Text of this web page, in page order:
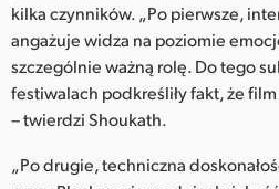
kilka czynników. „Po pierwsze,
angażuje widza na poziomie
szczególnie ważną rolę. Do tego
festiwalach podkreśliły fakt, że
– twierdzi Shoukath.
„Po drugie, techniczna